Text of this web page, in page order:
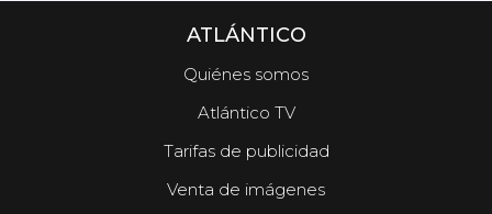
ATLÁNTICO
Quiénes somos
Atlántico TV
Tarifas de publicidad
Venta de imágenes